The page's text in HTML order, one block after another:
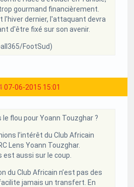
gourmand financièrement.
l'hiver dernier, l'attaquant devra
d'être fixé sur son avenir.
FootSud)
07-06-2015 15:01
le flou pour Yoann Touzghar ?
l’intérêt du Club Africain
Lens Yoann Touzghar.
est aussi sur le coup.
du Club Africain n’est pas des
jamais un transfert. En